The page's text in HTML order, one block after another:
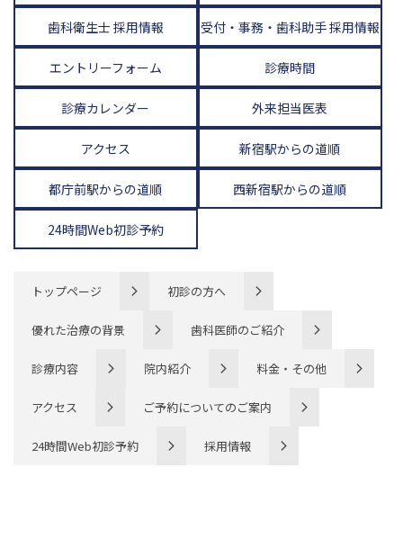
歯科衛生士 採用情報 受付・事務・歯科助手 採用情報
エントリーフォーム 診療時間
診療カレンダー 外来担当医表
アクセス 新宿駅からの道順
都庁前駅からの道順 西新宿駅からの道順
24時間Web初診予約
トップページ 初診の方へ
優れた治療の背景 歯科医師のご紹介
診療内容 院内紹介 料金・その他
アクセス ご予約についてのご案内
24時間Web初診予約 採用情報